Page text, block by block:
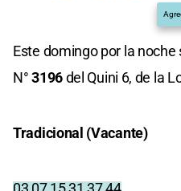
Este domingo por la
N°3196del Quini 6, de la
Tradicional (Vacante)